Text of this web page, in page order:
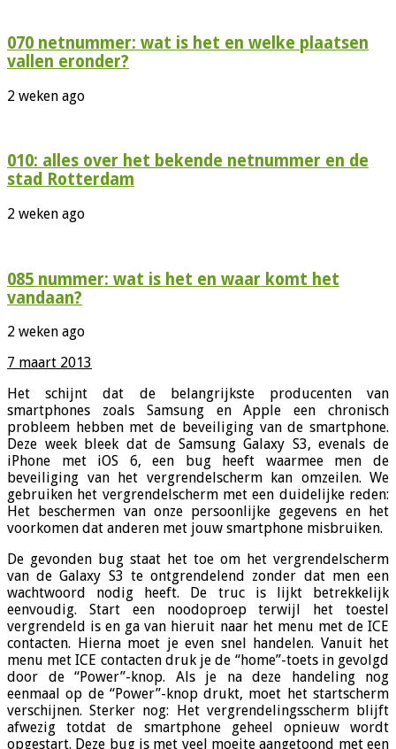
070 netnummer: wat is het en welke plaatsen
vallen eronder?
2 weken ago
010: alles over het bekende netnummer en de
stad Rotterdam
2 weken ago
085 nummer: wat is het en waar komt het
vandaan?
2 weken ago
7 maart 2013
Het schijnt dat de belangrijkste producenten van
smartphones zoals Samsung en Apple een chronisch
probleem hebben met de beveiliging van de smartphone.
Deze week bleek dat de Samsung Galaxy S3, evenals de
iPhone met iOS 6, een bug heeft waarmee men de
beveiliging van het vergrendelscherm kan omzeilen. We
gebruiken het vergrendelscherm met een duidelijke reden:
Het beschermen van onze persoonlijke gegevens en het
voorkomen dat anderen met jouw smartphone misbruiken.
De gevonden bug staat het toe om het vergrendelscherm
van de Galaxy S3 te ontgrendelend zonder dat men een
wachtwoord nodig heeft. De truc is lijkt betrekkelijk
eenvoudig. Start een noodoproep terwijl het toestel
vergrendeld is en ga van hieruit naar het menu met de ICE
contacten. Hierna moet je even snel handelen. Vanuit het
menu met ICE contacten druk je de “home”-toets in gevolgd
door de “Power”-knop. Als je na deze handeling nog
eenmaal op de “Power”-knop drukt, moet het startscherm
verschijnen. Sterker nog: Het vergrendelingsscherm blijft
afwezig totdat de smartphone geheel opnieuw wordt
opgestart. Deze bug is met veel moeite aangetoond met een